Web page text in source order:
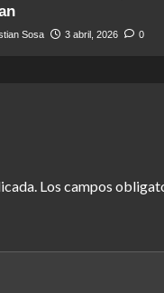
Sosa 3 abril, 2026 0
Los campos